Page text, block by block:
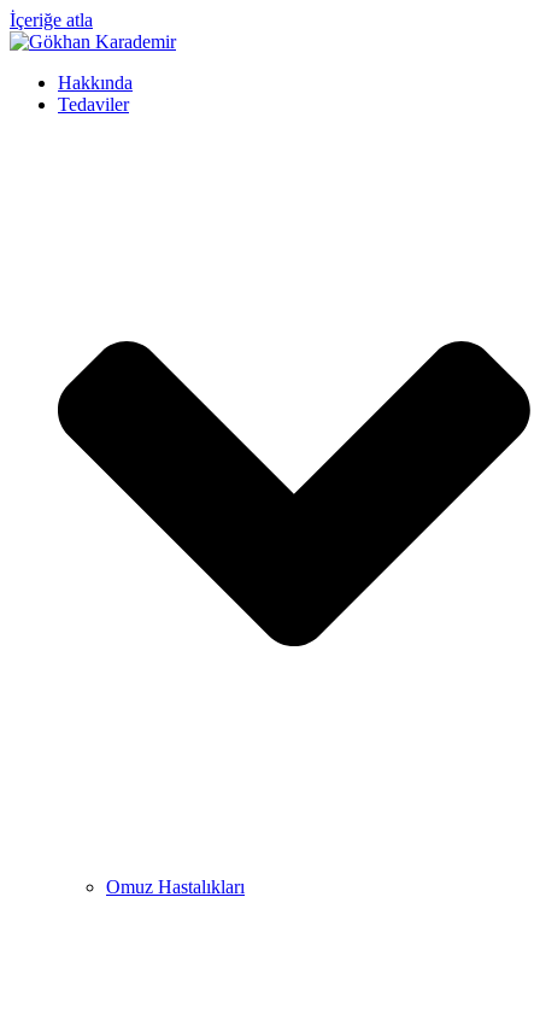
İçeriğe atla
Hakkında
Tedaviler
Omuz Hastalıkları